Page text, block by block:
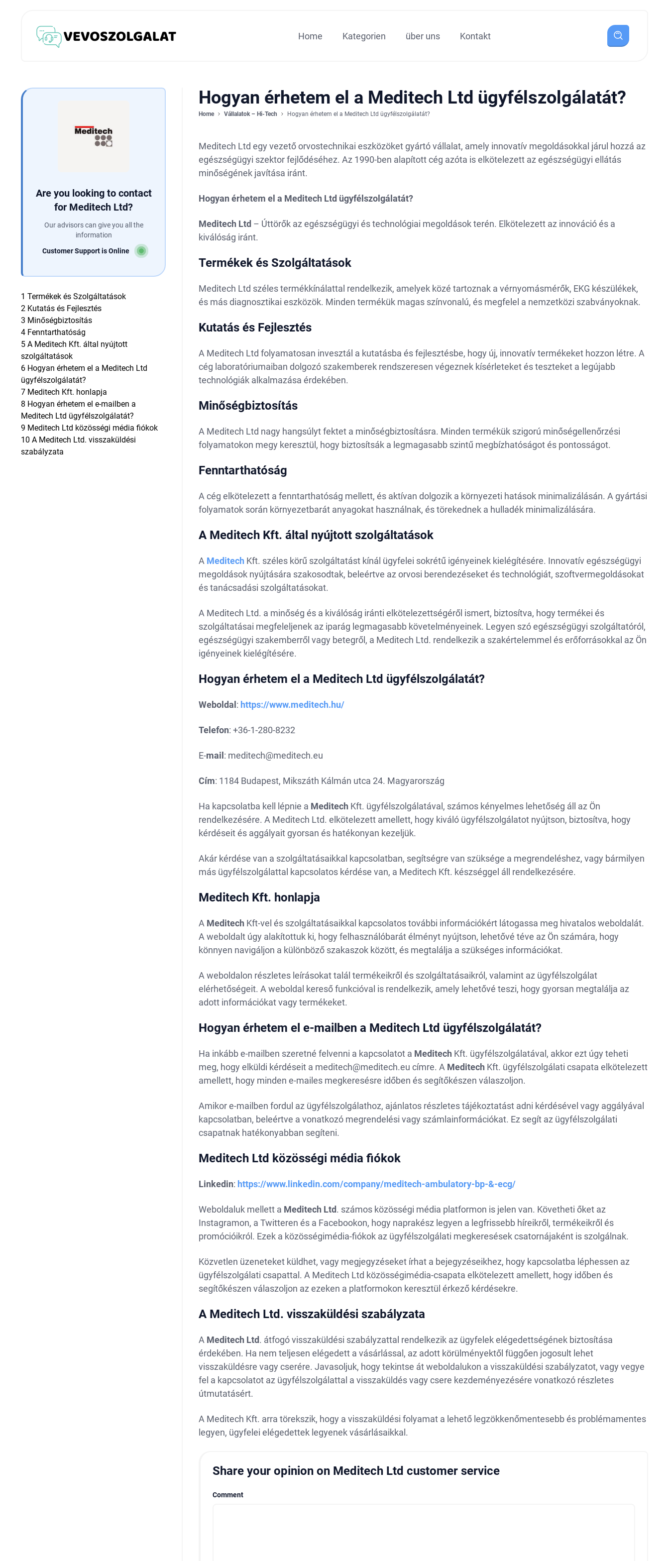
Home Kategorien über uns Kontakt
Are you looking to contact
for Meditech Ltd?
Our advisors can give you all the
information
Customer Support is Online
1 Termékek és Szolgáltatások
2 Kutatás és Fejlesztés
3 Minőségbiztosítás
4 Fenntarthatóság
5 A Meditech Kft. által nyújtott
szolgáltatások
6 Hogyan érhetem el a Meditech Ltd
ügyfélszolgálatát?
7 Meditech Kft. honlapja
8 Hogyan érhetem el e-mailben a
Meditech Ltd ügyfélszolgálatát?
9 Meditech Ltd közösségi média fiókok
10 A Meditech Ltd. visszaküldési
szabályzata
Hogyan érhetem el a Meditech Ltd ügyfélszolgálatát?
Home Vállalatok – Hi-Tech Hogyan érhetem el a Meditech Ltd ügyfélszolgálatát?
Meditech Ltd egy vezető orvostechnikai eszközöket gyártó vállalat, amely innovatív megoldásokkal járul hozzá az
egészségügyi szektor fejlődéséhez. Az 1990-ben alapított cég azóta is elkötelezett az egészségügyi ellátás
minőségének javítása iránt.
Hogyan érhetem el a Meditech Ltd ügyfélszolgálatát?
Meditech Ltd – Úttörők az egészségügyi és technológiai megoldások terén. Elkötelezett az innováció és a
kiválóság iránt.
Termékek és Szolgáltatások
Meditech Ltd széles termékkínálattal rendelkezik, amelyek közé tartoznak a vérnyomásmérők, EKG készülékek,
és más diagnosztikai eszközök. Minden termékük magas színvonalú, és megfelel a nemzetközi szabványoknak.
Kutatás és Fejlesztés
A Meditech Ltd folyamatosan invesztál a kutatásba és fejlesztésbe, hogy új, innovatív termékeket hozzon létre. A
cég laboratóriumaiban dolgozó szakemberek rendszeresen végeznek kísérleteket és teszteket a legújabb
technológiák alkalmazása érdekében.
Minőségbiztosítás
A Meditech Ltd nagy hangsúlyt fektet a minőségbiztosításra. Minden termékük szigorú minőségellenőrzési
folyamatokon megy keresztül, hogy biztosítsák a legmagasabb szintű megbízhatóságot és pontosságot.
Fenntarthatóság
A cég elkötelezett a fenntarthatóság mellett, és aktívan dolgozik a környezeti hatások minimalizálásán. A gyártási
folyamatok során környezetbarát anyagokat használnak, és törekednek a hulladék minimalizálására.
A Meditech Kft. által nyújtott szolgáltatások
A Meditech Kft. széles körű szolgáltatást kínál ügyfelei sokrétű igényeinek kielégítésére. Innovatív egészségügyi
megoldások nyújtására szakosodtak, beleértve az orvosi berendezéseket és technológiát, szoftvermegoldásokat
és tanácsadási szolgáltatásokat.
A Meditech Ltd. a minőség és a kiválóság iránti elkötelezettségéről ismert, biztosítva, hogy termékei és
szolgáltatásai megfeleljenek az iparág legmagasabb követelményeinek. Legyen szó egészségügyi szolgáltatóról,
egészségügyi szakemberről vagy betegről, a Meditech Ltd. rendelkezik a szakértelemmel és erőforrásokkal az Ön
igényeinek kielégítésére.
Hogyan érhetem el a Meditech Ltd ügyfélszolgálatát?
Weboldal : https://www.meditech.hu/
Telefon: +36-1-280-8232
E-mail : meditech@meditech.eu
Cím: 1184 Budapest, Mikszáth Kálmán utca 24. Magyarország
Ha kapcsolatba kell lépnie a Meditech Kft. ügyfélszolgálatával, számos kényelmes lehetőség áll az Ön
rendelkezésére. A Meditech Ltd. elkötelezett amellett, hogy kiváló ügyfélszolgálatot nyújtson, biztosítva, hogy
kérdéseit és aggályait gyorsan és hatékonyan kezeljük.
Akár kérdése van a szolgáltatásaikkal kapcsolatban, segítségre van szüksége a megrendeléshez, vagy bármilyen
más ügyfélszolgálattal kapcsolatos kérdése van, a Meditech Kft. készséggel áll rendelkezésére.
Meditech Kft. honlapja
A Meditech Kft-vel és szolgáltatásaikkal kapcsolatos további információkért látogassa meg hivatalos weboldalát.
A weboldalt úgy alakítottuk ki, hogy felhasználóbarát élményt nyújtson, lehetővé téve az Ön számára, hogy
könnyen navigáljon a különböző szakaszok között, és megtalálja a szükséges információkat.
A weboldalon részletes leírásokat talál termékeikről és szolgáltatásaikról, valamint az ügyfélszolgálat
elérhetőségeit. A weboldal kereső funkcióval is rendelkezik, amely lehetővé teszi, hogy gyorsan megtalálja az
adott információkat vagy termékeket.
Hogyan érhetem el e-mailben a Meditech Ltd ügyfélszolgálatát?
Ha inkább e-mailben szeretné felvenni a kapcsolatot a Meditech Kft. ügyfélszolgálatával, akkor ezt úgy teheti
meg, hogy elküldi kérdéseit a meditech@meditech.eu címre. A Meditech Kft. ügyfélszolgálati csapata elkötelezett
amellett, hogy minden e-mailes megkeresésre időben és segítőkészen válaszoljon.
Amikor e-mailben fordul az ügyfélszolgálathoz, ajánlatos részletes tájékoztatást adni kérdésével vagy aggályával
kapcsolatban, beleértve a vonatkozó megrendelési vagy számlainformációkat. Ez segít az ügyfélszolgálati
csapatnak hatékonyabban segíteni.
Meditech Ltd közösségi média fiókok
Linkedin: https://www.linkedin.com/company/meditech-ambulatory-bp-&-ecg/
Weboldaluk mellett a Meditech Ltd. számos közösségi média platformon is jelen van. Követheti őket az
Instagramon, a Twitteren és a Facebookon, hogy naprakész legyen a legfrissebb híreikről, termékeikről és
promócióikról. Ezek a közösségimédia-fiókok az ügyfélszolgálati megkeresések csatornájaként is szolgálnak.
Közvetlen üzeneteket küldhet, vagy megjegyzéseket írhat a bejegyzéseikhez, hogy kapcsolatba léphessen az
ügyfélszolgálati csapattal. A Meditech Ltd közösségimédia-csapata elkötelezett amellett, hogy időben és
segítőkészen válaszoljon az ezeken a platformokon keresztül érkező kérdésekre.
A Meditech Ltd. visszaküldési szabályzata
A Meditech Ltd. átfogó visszaküldési szabályzattal rendelkezik az ügyfelek elégedettségének biztosítása
érdekében. Ha nem teljesen elégedett a vásárlással, az adott körülményektől függően jogosult lehet
visszaküldésre vagy cserére. Javasoljuk, hogy tekintse át weboldalukon a visszaküldési szabályzatot, vagy vegye
fel a kapcsolatot az ügyfélszolgálattal a visszaküldés vagy csere kezdeményezésére vonatkozó részletes
útmutatásért.
A Meditech Kft. arra törekszik, hogy a visszaküldési folyamat a lehető legzökkenőmentesebb és problémamentes
legyen, ügyfelei elégedettek legyenek vásárlásaikkal.
Share your opinion on Meditech Ltd customer service
Comment